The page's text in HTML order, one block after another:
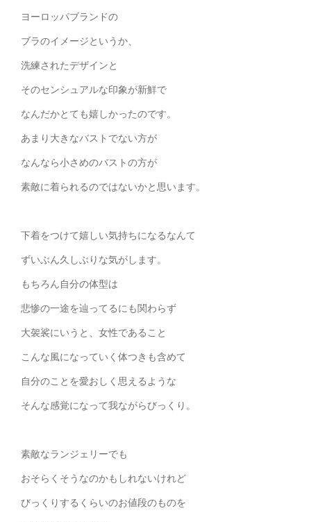
ヨーロッパブランドの
ブラのイメージというか、
洗練されたデザインと
そのセンシュアルな印象が新鮮で
なんだかとても嬉しかったのです。
あまり大きなバストでない方が
なんなら小さめのバストの方が
素敵に着られるのではないかと思います。
下着をつけて嬉しい気持ちになるなんて
ずいぶん久しぶりな気がします。
もちろん自分の体型は
悲惨の一途を辿ってるにも関わらず
大袈裟にいうと、女性であること
こんな風になっていく体つきも含めて
自分のことを愛おしく思えるような
そんな感覚になって我ながらびっくり。
素敵なランジェリーでも
おそらくそうなのかもしれないけれど
びっくりするくらいのお値段のものを